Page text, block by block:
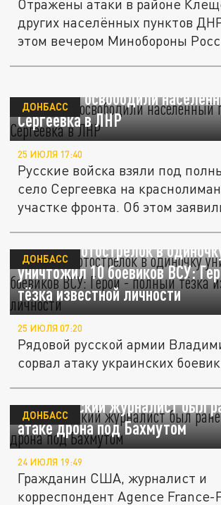
Отражены атаки в районе
других населённых пунктов
этом вечером Минобороны
ВС России освободили
Сергеевка в ЛНР
ДОНБАСС
25 ИЮЛЯ 17:40
Русские войска взяли под
село Сергеевка на
участке фронта. Об этом
Русский мотострелок в
уничтожил 10 боевиков ВСУ:
тёзка известной личности
ДОНБАСС
25 ИЮЛЯ 07:20
Рядовой русской армии
сорвал атаку украинских
Американский журналист был
атаке дрона под Бахмутом
ДОНБАСС
24 ИЮЛЯ 19:49
Гражданин США, журналист и
корреспондент Agence France-